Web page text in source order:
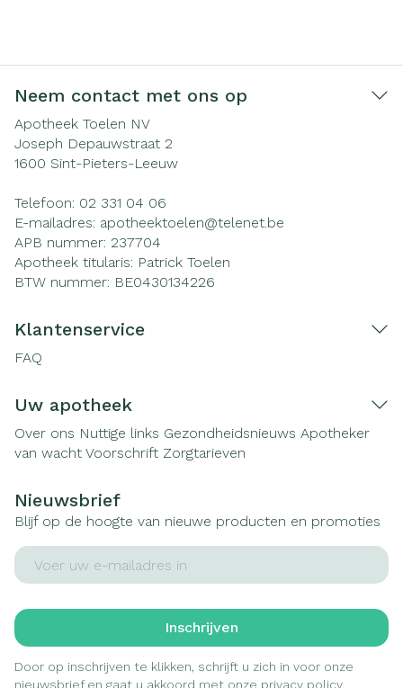
Neem contact met ons op
Apotheek Toelen NV
Joseph Depauwstraat 2
1600 Sint-Pieters-Leeuw
Telefoon: 02 331 04 06
E-mailadres: apotheektoelen@telenet.be
APB nummer: 237704
Apotheek titularis: Patrick Toelen
BTW nummer: BE0430134226
Klantenservice
FAQ
Uw apotheek
Over ons Nuttige links Gezondheidsnieuws Apotheker
van wacht Voorschrift Zorgtarieven
Nieuwsbrief
Blijf op de hoogte van nieuwe producten en promoties
E-mail adres
Inschrijven
Door op inschrijven te klikken, schrijft u zich in voor onze
nieuwsbrief en gaat u akkoord met onze privacy policy.